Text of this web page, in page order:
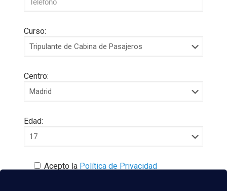
Curso:
Centro:
Edad:
Acepto laPolítica de Privacidad